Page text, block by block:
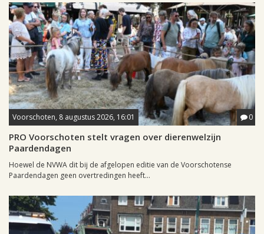
Voorschoten, 8 augustus 2026, 16:01 0
PRO Voorschoten stelt vragen over dierenwelzijn
Paardendagen
Hoewel de NVWA dit bij de afgelopen editie van de Voorschotense
Paardendagen geen overtredingen heeft...